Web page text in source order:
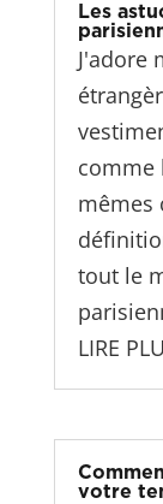
Les
J'adore
comme
mêmes
tout le
LIRE
votre